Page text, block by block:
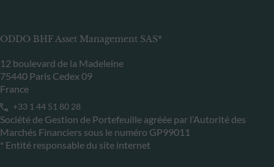
ODDO BHF Asset Management SAS*
12 boulevard de la Madeleine
75440 Paris Cedex 09
France
+33 1 44 51 80 28
Société de Gestion de Portefeuille agréée par l’Autorité des
Marchés Financiers sous le numéro GP99011
* Entité responsable du site internet